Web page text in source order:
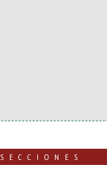
SECCIONES